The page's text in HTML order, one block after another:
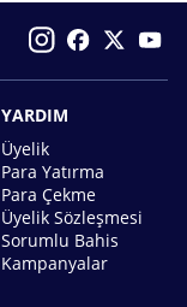
YARDIM
Üyelik
Para Yatırma
Para Çekme
Üyelik Sözleşmesi
Sorumlu Bahis
Kampanyalar